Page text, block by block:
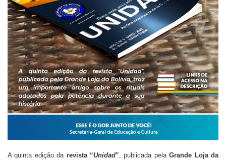
A quinta edição da revista “Unidad” , publicada pelaGrande Loja da